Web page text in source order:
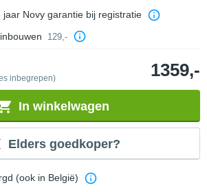
jaar Novy garantie bij registratie
129,-
inbegrepen) 1359,-
In winkelwagen
Elders goedkoper?
(ook in België)